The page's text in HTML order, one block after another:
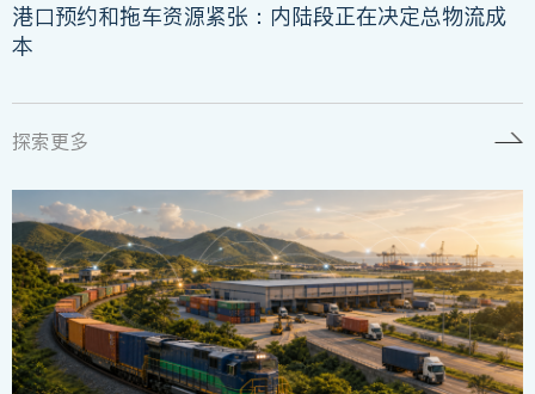
港口预约和拖车资源紧张：内陆段正在决定总物流成
本
探索更多